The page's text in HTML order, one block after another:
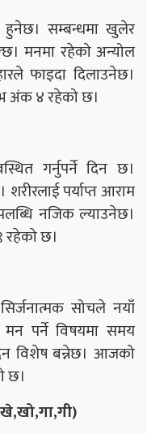
हुनेछ। सम्बन्धमा खुलेर
मनमा रहेको अन्योल
फाइदा दिलाउनेछ।
अंक ४ रहेको छ।
गर्नुपर्ने दिन छ।
पर्याप्त आराम
नजिक ल्याउनेछ।
छ।
सोचले नयाँ
पर्ने विषयमा समय
विशेष बन्नेछ। आजको
छ।